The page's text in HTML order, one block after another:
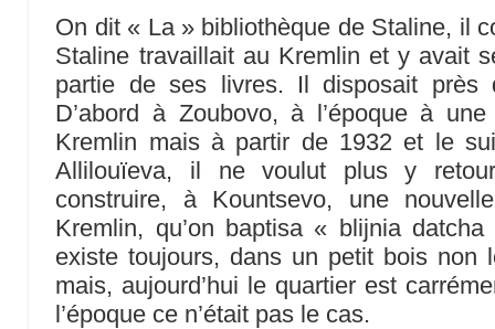
On dit « La » bibliothèque de Staline, il
Staline travaillait au Kremlin et y avait
partie de ses livres. Il disposait près
D’abord à Zoubovo, à l’époque à
Kremlin mais à partir de 1932 et le
Allilouïeva, il ne voulut plus y
construire, à Kountsevo, une
Kremlin, qu’on baptisa « blijnia
existe toujours, dans un petit bois non
mais, aujourd’hui le quartier est
l’époque ce n’était pas le cas.